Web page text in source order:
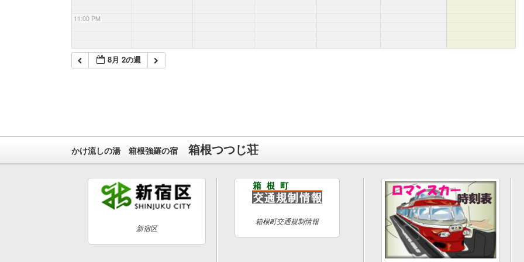
11:00 PM
8月 2の週
かけ流しの湯 箱根強羅の宿 箱根つつじ荘
新宿区
箱根町交通規制情報